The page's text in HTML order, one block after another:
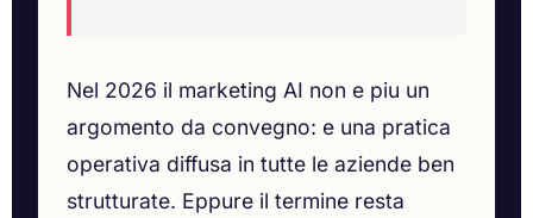
Nel 2026 il marketing AI non e piu un
argomento da convegno: e una pratica
operativa diffusa in tutte le aziende ben
strutturate. Eppure il termine resta